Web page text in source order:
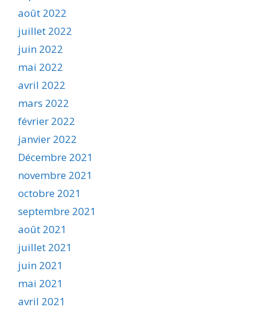
août 2022
juillet 2022
juin 2022
mai 2022
avril 2022
mars 2022
février 2022
janvier 2022
Décembre 2021
novembre 2021
octobre 2021
septembre 2021
août 2021
juillet 2021
juin 2021
mai 2021
avril 2021